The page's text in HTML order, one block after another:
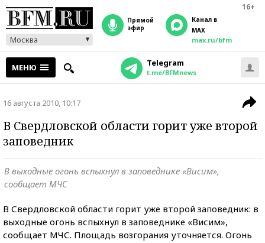
16+
Москва
прямой
эфир
Канал в
MAX
max.ru/bfm
МЕНЮ Telegram
t.me/BFMnews
16 августа 2010, 10:17
В Свердловской области горит уже второй
заповедник
В выходные огонь вспыхнул в заповеднике «Висим»,
сообщает МЧС
В Свердловской области горит уже второй заповедник: в
выходные огонь вспыхнул в заповеднике «Висим»,
сообщает МЧС. Площадь возгорания уточняется. Огонь